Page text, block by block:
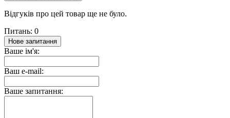
Відгуків про цей товар ще не було.
Питань: 0
Нове запитання
Ваше ім'я:
Ваш e-mail:
Ваше запитання: